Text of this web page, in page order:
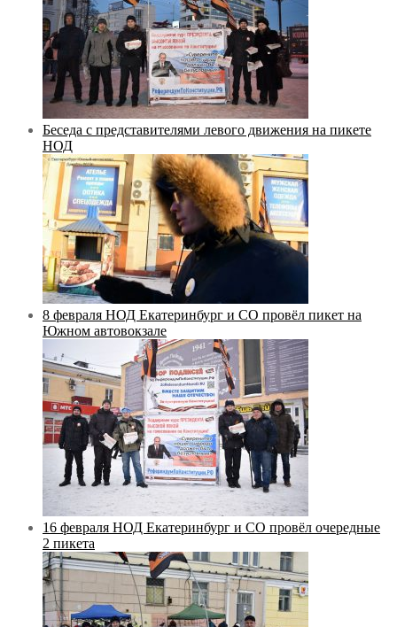
Беседа с представителями левого движения на пикете
НОД
8 февраля НОД Екатеринбург и СО провёл пикет на
Южном автовокзале
16 февраля НОД Екатеринбург и СО провёл очередные
2 пикета